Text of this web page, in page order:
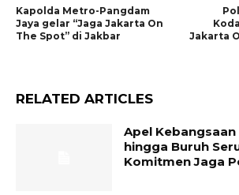
Kapolda Metro-Pangdam
Jaya gelar “Jaga Jakarta On
The Spot” di Jakbar
Jakarta
RELATED ARTICLES
Apel
hingga Buruh
Komitmen Jaga